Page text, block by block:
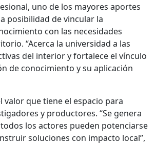
uno de los mayores aportes
posibilidad de vincular la
con las necesidades
“Acerca la universidad a las
del interior y fortalece el vínculo
de conocimiento y su aplicación
valor que tiene el espacio para
y productores. “Se genera
los actores pueden potenciarse
soluciones con impacto local”,